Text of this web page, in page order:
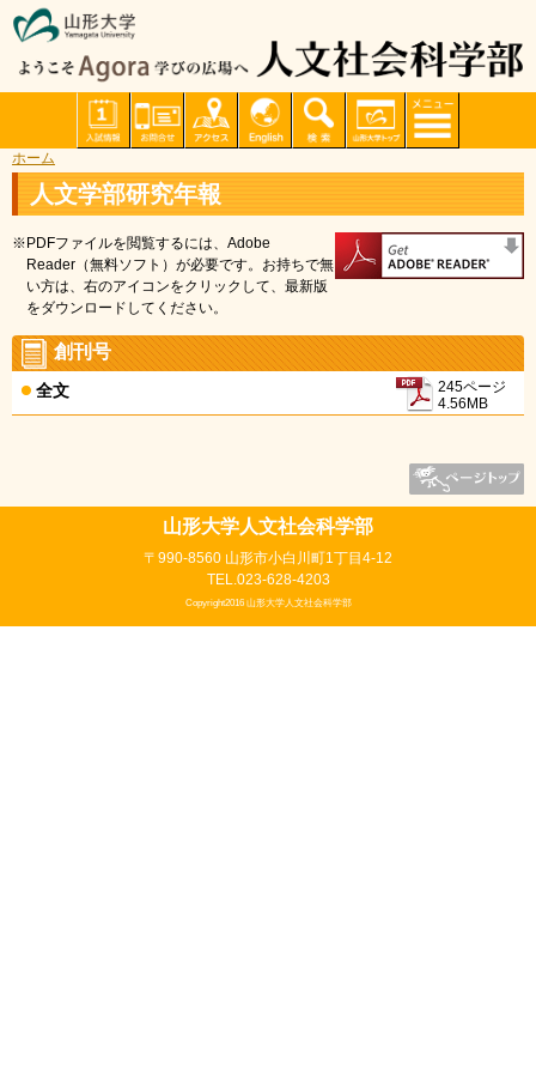
ホーム
人文学部研究年報
※PDFファイルを閲覧するには、Adobe
Reader（無料ソフト）が必要です。お持ちで無
い方は、右のアイコンをクリックして、最新版
をダウンロードしてください。
創刊号
全文
245ページ
4.56MB
山形大学人文社会科学部
〒990-8560 山形市小白川町1丁目4-12
TEL.023-628-4203
Copyright2016 山形大学人文社会科学部